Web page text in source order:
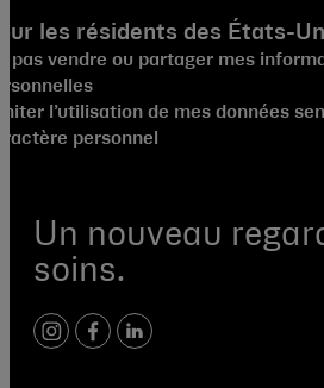
Un nouveau
soins.
instagram
facebook
linkedin
les résidents des États-
pas vendre ou partager mes
l’utilisation de mes données
personnel